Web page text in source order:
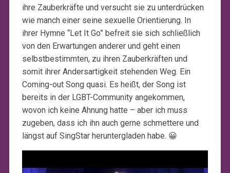
ihre Zauberkräfte und versucht sie zu unterdrücken
wie manch einer seine sexuelle Orientierung. In
ihrer Hymne “Let It Go” befreit sie sich schließlich
von den Erwartungen anderer und geht einen
selbstbestimmten, zu ihren Zauberkräften und
somit ihrer Andersartigkeit stehenden Weg. Ein
Coming-out Song quasi. Es heißt, der Song ist
bereits in der LGBT-Community angekommen,
wovon ich keine Ahnung hatte – aber ich muss
zugeben, dass ich ihn auch gerne schmettere und
längst auf SingStar heruntergladen habe. 😀